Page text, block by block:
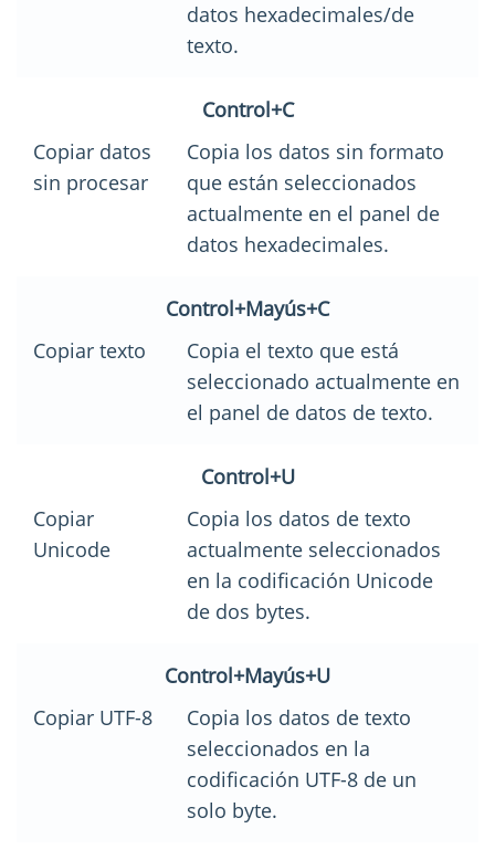
datos hexadecimales/de
texto.
Control+C
Copiar datos
sin procesar
Copia los datos sin formato
que están seleccionados
actualmente en el panel de
datos hexadecimales.
Control+Mayús+C
Copiar texto
Copia el texto que está
seleccionado actualmente en
el panel de datos de texto.
Control+U
Copiar
Unicode
Copia los datos de texto
actualmente seleccionados
en la codificación Unicode
de dos bytes.
Control+Mayús+U
Copiar UTF-8
Copia los datos de texto
seleccionados en la
codificación UTF-8 de un
solo byte.